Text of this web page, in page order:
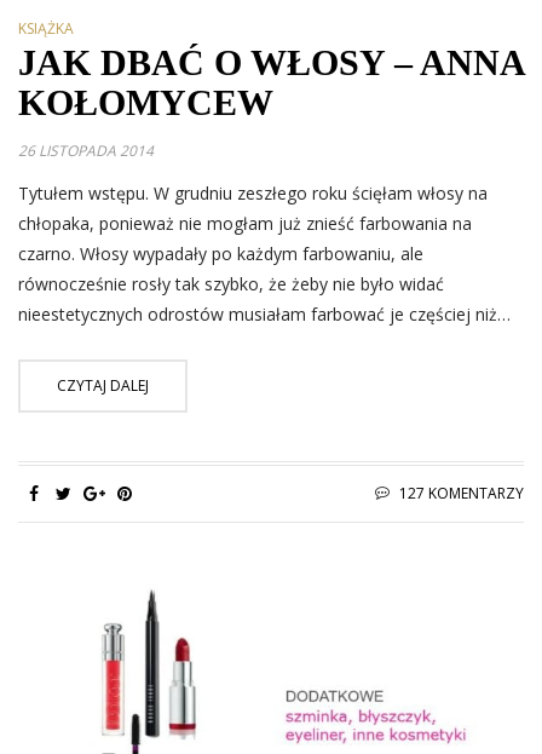
KSIĄŻKA
JAK DBAĆ O WŁOSY – ANNA
KOŁOMYCEW
26 LISTOPADA 2014
Tytułem wstępu. W grudniu zeszłego roku ścięłam włosy na
chłopaka, ponieważ nie mogłam już znieść farbowania na
czarno. Włosy wypadały po każdym farbowaniu, ale
równocześnie rosły tak szybko, że żeby nie było widać
nieestetycznych odrostów musiałam farbować je częściej niż…
CZYTAJ DALEJ
127 KOMENTARZY